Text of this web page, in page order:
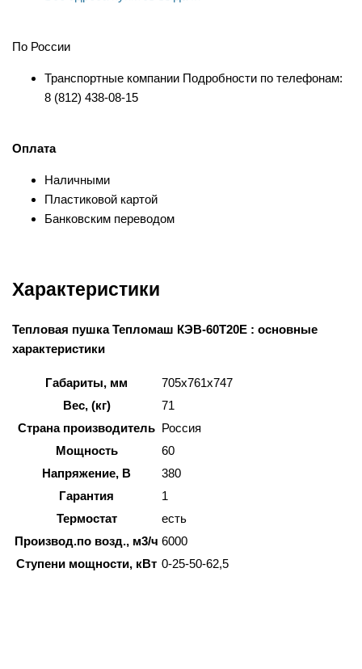
По России
Транспортные компании Подробности по телефонам:
8 (812) 438-08-15
Оплата
Наличными
Пластиковой картой
Банковским переводом
Характеристики
Тепловая пушка Тепломаш КЭВ-60Т20Е : основные
характеристики
Габариты, мм
705x761x747
Вес, (кг)
71
Страна производитель Россия
Мощность
60
Напряжение, В
380
Гарантия
1
Термостат
есть
Производ.по возд., м3/ч 6000
Ступени мощности, кВт 0-25-50-62,5